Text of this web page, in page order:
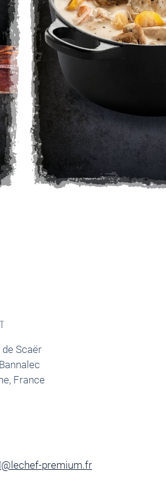
de Scaër
France
premium.fr